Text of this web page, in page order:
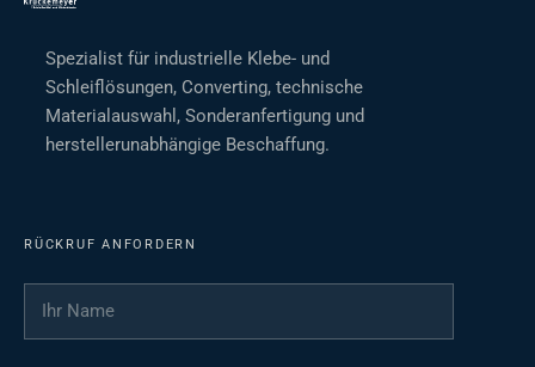
Spezialist für industrielle Klebe- und
Schleiflösungen, Converting, technische
Materialauswahl, Sonderanfertigung und
herstellerunabhängige Beschaffung.
RÜCKRUF ANFORDERN
Ihr Name